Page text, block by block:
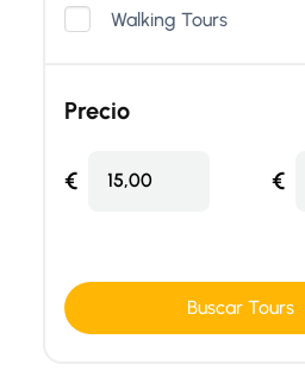
Walking Tours
Precio
15,00
€ €
Buscar Tours